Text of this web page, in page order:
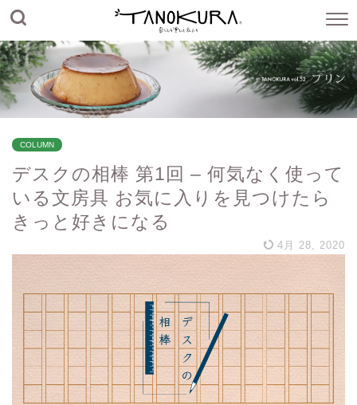
COLUMN
デスクの相棒 第1回 – 何気なく使って
いる文房具 お気に入りを見つけたら
きっと好きになる
4月 28, 2020